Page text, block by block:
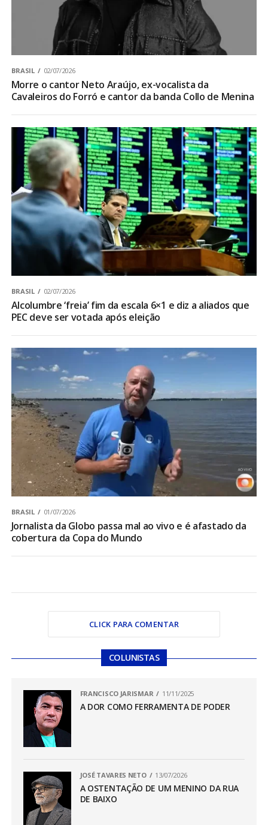
BRASIL 02/07/2026
Morre o cantor Neto Araújo, ex-vocalista da
Cavaleiros do Forró e cantor da banda Collo de Menina
BRASIL 02/07/2026
Alcolumbre ‘freia’ fim da escala 6×1 e diz a aliados que
PEC deve ser votada após eleição
BRASIL 01/07/2026
Jornalista da Globo passa mal ao vivo e é afastado da
cobertura da Copa do Mundo
CLICK PARA COMENTAR
COLUNISTAS
FRANCISCO JARISMAR 11/11/2025
A DOR COMO FERRAMENTA DE PODER
JOSÉ TAVARES NETO 13/07/2026
A OSTENTAÇÃO DE UM MENINO DA RUA
DE BAIXO